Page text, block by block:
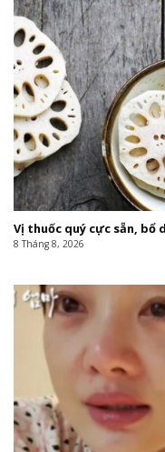
Vị thuốc quý cực sẵn, bổ
8 Tháng 8, 2026